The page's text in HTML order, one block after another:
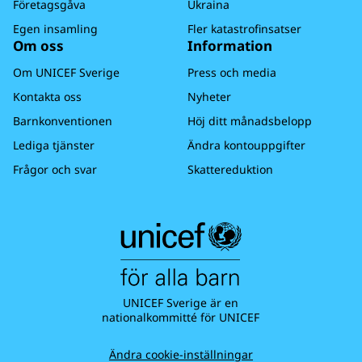
vi dig.
Varmt tack för din gåva och stöd till barns
rättigheter - du gör stor skillnad för alla barn!
Företagsgåva
Egen insamling
Ukraina
Fler katastrofinsatser
Om oss
Om UNICEF Sverige
Kontakta oss
Barnkonventionen
Lediga tjänster
Frågor och svar
Information
Press och media
Nyheter
Höj ditt månadsbelopp
Ändra kontouppgifter
Skattereduktion
UNICEF Sverige är en
nationalkommitté för UNICEF
Ändra cookie-inställningar